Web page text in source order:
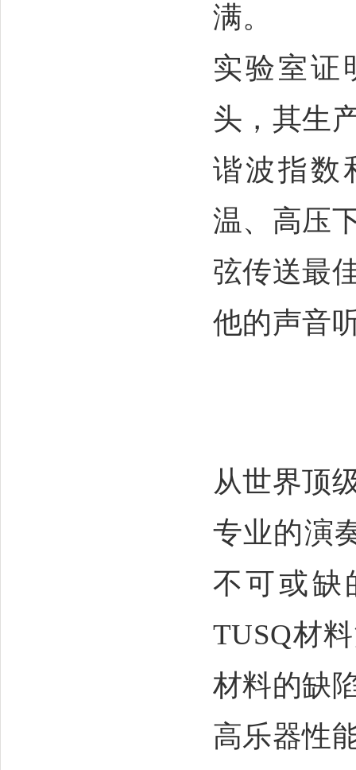
满。
实验室证
头，其生
谐波指数
温、高压
弦传送最
他的声音
从世界顶
专业的演
不可或缺
TUSQ材
材料的缺
高乐器性